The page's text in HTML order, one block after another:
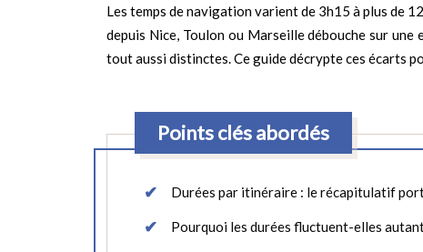
Les temps de navigation varient de 3h15 à plus de
depuis Nice, Toulon ou Marseille débouche sur
tout aussi distinctes. Ce guide décrypte ces écarts
Points clés abordés
Durées par itinéraire : le récapitulatif
Pourquoi les durées fluctuent-elles